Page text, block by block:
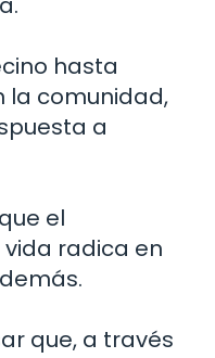
hasta
la comunidad,
a
el
radica en
que, a través